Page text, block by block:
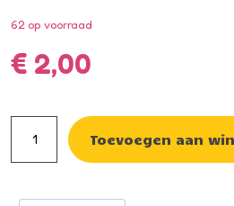
€ 2,00
62 op voorraad
Toevoegen aan